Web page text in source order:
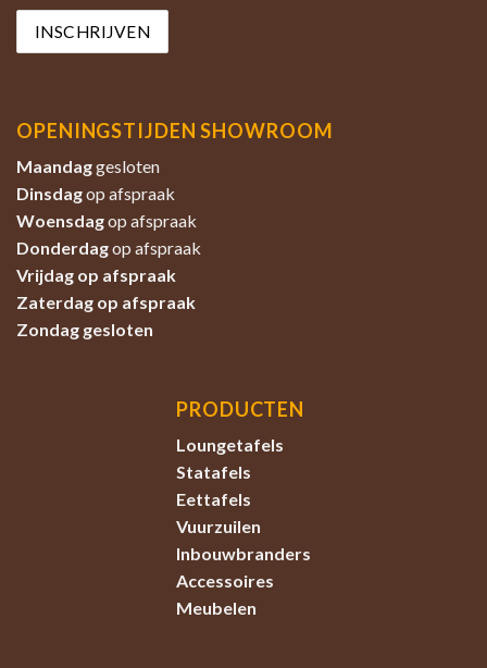
OPENINGSTIJDEN SHOWROOM
Maandaggesloten
Dinsdagop afspraak
Woensdagop afspraak
Donderdagop afspraak
Vrijdag op afspraak
Zaterdag op afspraak
Zondag gesloten
PRODUCTEN
Loungetafels
Statafels
Eettafels
Vuurzuilen
Inbouwbranders
Accessoires
Meubelen